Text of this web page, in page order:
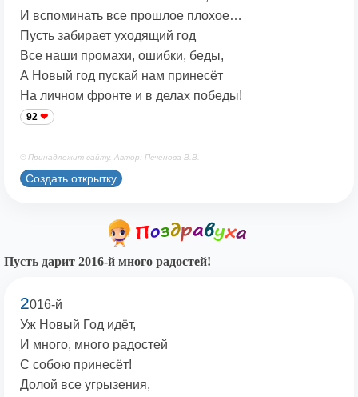
И вспоминать все прошлое плохое…
Пусть забирает уходящий год
Все наши промахи, ошибки, беды,
А Новый год пускай нам принесёт
На личном фронте и в делах победы!
92
© Принадлежит сайту. Автор: Печенова В.В.
Создать открытку
Пусть дарит 2016-й много радостей!
2016-й
Уж Новый Год идёт,
И много, много радостей
С собою принесёт!
Долой все угрызения,